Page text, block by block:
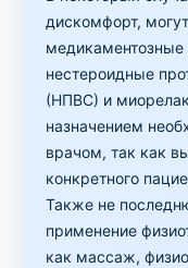
дискомфорт,
медикаментозные
нестероидные
(НПВС) и
назначением
врачом, так как
конкретного
Также не
применение
как массаж,